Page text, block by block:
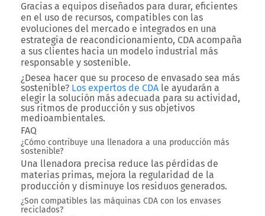
Gracias a equipos diseñados para durar, eficientes
en el uso de recursos, compatibles con las
evoluciones del mercado e integrados en una
estrategia de reacondicionamiento, CDA acompaña
a sus clientes hacia un modelo industrial más
responsable y sostenible.
¿Desea hacer que su proceso de envasado sea más
sostenible? Los expertos de CDA le ayudarán a
elegir la solución más adecuada para su actividad,
sus ritmos de producción y sus objetivos
medioambientales.
FAQ
¿Cómo contribuye una llenadora a una producción más
sostenible?
Una llenadora precisa reduce las pérdidas de
materias primas, mejora la regularidad de la
producción y disminuye los residuos generados.
¿Son compatibles las máquinas CDA con los envases
reciclados?